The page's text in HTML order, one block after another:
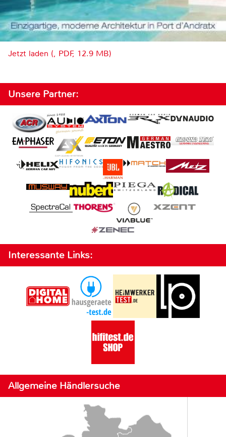
Jetzt laden (, PDF, 12.9 MB)
Unsere Partner:
Interessante Links:
Allgemeine Händlersuche